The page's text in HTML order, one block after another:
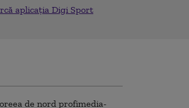
aplicația Digi Sport